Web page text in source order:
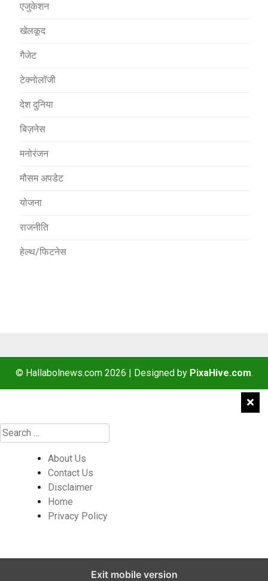
एजुकेशन
खेलकूद
गैजेट
टेक्नोलॉजी
देश दुनिया
बिज़नेस
मनोरंजन
मौसम अपडेट
योजना
राजनीति
हेल्थ/फिटनेस
© Hallabolnews.com 2026 | Designed by PixaHive.com.
About Us
Contact Us
Disclaimer
Home
Privacy Policy
Exit mobile version